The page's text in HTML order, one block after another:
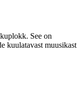
See on
kuulatavast muusikast